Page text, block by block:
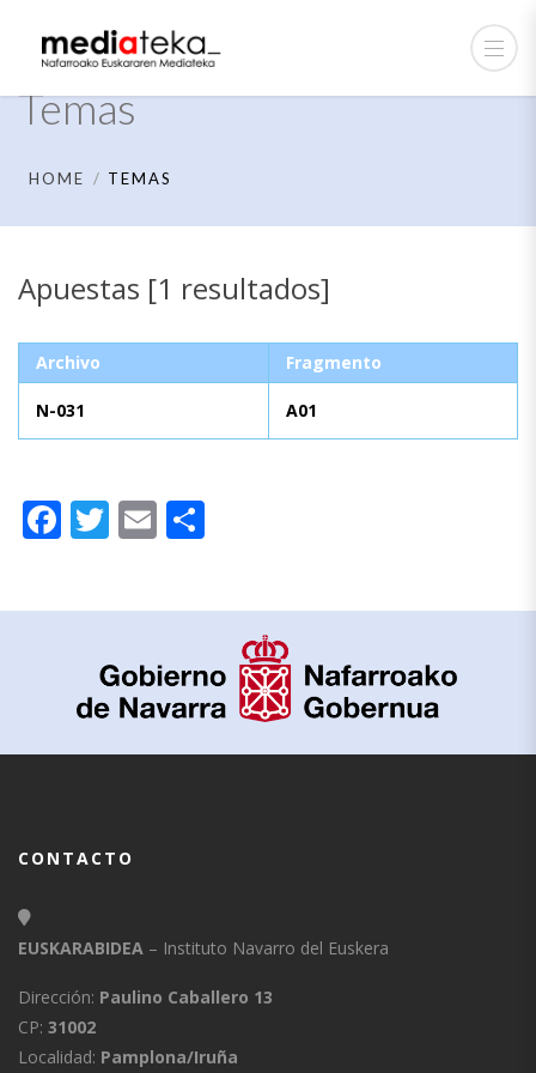
Temas
HOME TEMAS
Apuestas [1 resultados]
Archivo Fragmento
N-031 A01
Facebook
Twitter
Email
CONTACTO
EUSKARABIDEA – Instituto Navarro del Euskera
Dirección: Paulino Caballero 13
CP: 31002
Localidad: Pamplona/Iruña